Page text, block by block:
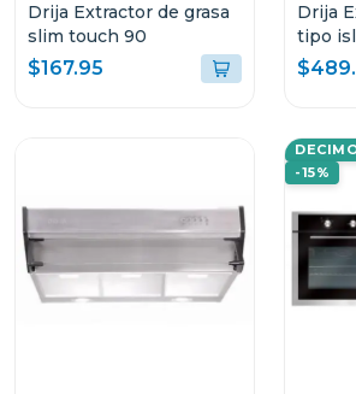
Drija Extractor de grasa
slim touch 90
$167.95
Drija
tipo
90
-15%